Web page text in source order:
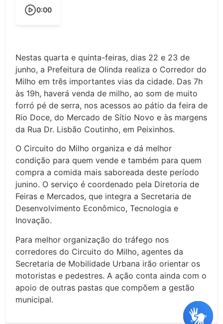
0:00
Nestas quarta e quinta-feiras, dias 22 e 23 de
junho, a Prefeitura de Olinda realiza o Corredor do
Milho em três importantes vias da cidade. Das 7h
às 19h, haverá venda de milho, ao som de muito
forró pé de serra, nos acessos ao pátio da feira de
Rio Doce, do Mercado de Sítio Novo e às margens
da Rua Dr. Lisbão Coutinho, em Peixinhos.
O Circuito do Milho organiza e dá melhor
condição para quem vende e também para quem
compra a comida mais saboreada deste período
junino. O serviço é coordenado pela Diretoria de
Feiras e Mercados, que integra a Secretaria de
Desenvolvimento Econômico, Tecnologia e
Inovação.
Para melhor organização do tráfego nos
corredores do Circuito do Milho, agentes da
Secretaria de Mobilidade Urbana irão orientar os
motoristas e pedestres. A ação conta ainda com o
apoio de outras pastas que compõem a gestão
municipal.